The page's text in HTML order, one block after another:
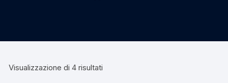
Visualizzazione di 4 risultati